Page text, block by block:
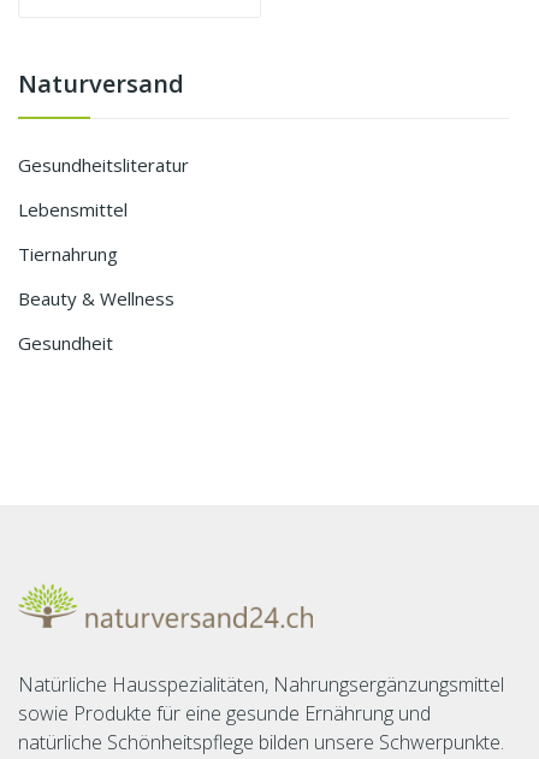
Naturversand
Gesundheitsliteratur
Lebensmittel
Tiernahrung
Beauty & Wellness
Gesundheit
Natürliche Hausspezialitäten, Nahrungsergänzungsmittel
sowie Produkte für eine gesunde Ernährung und
natürliche Schönheitspflege bilden unsere Schwerpunkte.